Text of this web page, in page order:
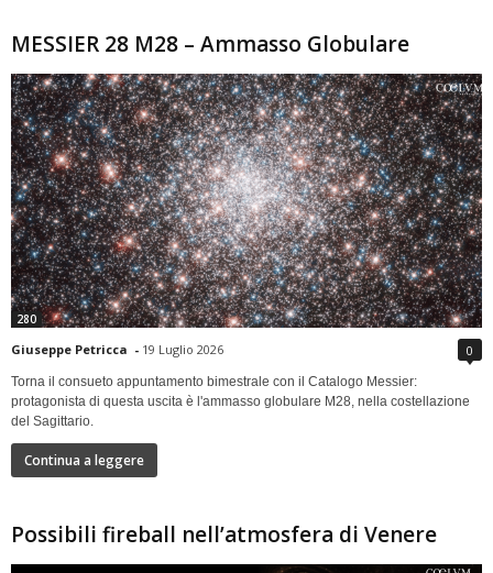
MESSIER 28 M28 – Ammasso Globulare
280
Giuseppe Petricca - 19 Luglio 2026 0
Torna il consueto appuntamento bimestrale con il Catalogo Messier:
protagonista di questa uscita è l'ammasso globulare M28, nella costellazione
del Sagittario.
Continua a leggere
Possibili fireball nell’atmosfera di Venere